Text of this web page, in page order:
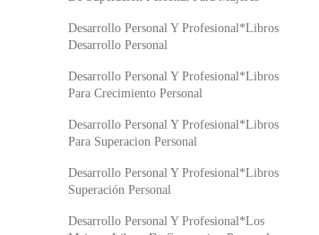
Desarrollo Personal Y Profesional*Libros
Desarrollo Personal
Desarrollo Personal Y Profesional*Libros
Para Crecimiento Personal
Desarrollo Personal Y Profesional*Libros
Para Superacion Personal
Desarrollo Personal Y Profesional*Libros
Superación Personal
Desarrollo Personal Y Profesional*Los